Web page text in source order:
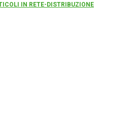
IN RETE-DISTRIBUZIONE